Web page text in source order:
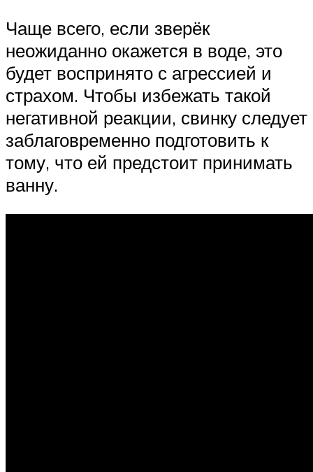
Чаще всего, если зверёк
неожиданно окажется в воде, это
будет воспринято с агрессией и
страхом. Чтобы избежать такой
негативной реакции, свинку следует
заблаговременно подготовить к
тому, что ей предстоит принимать
ванну.